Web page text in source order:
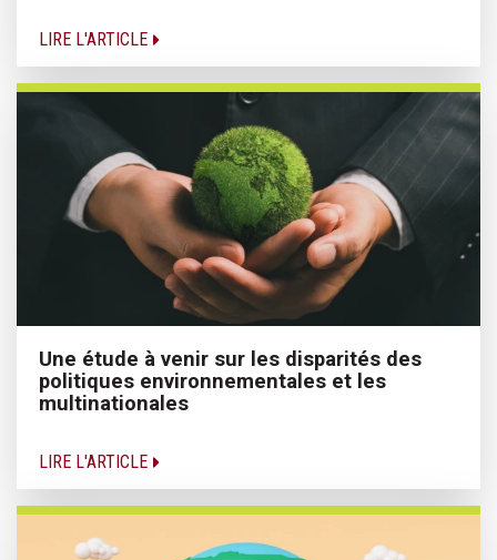
LIRE L'ARTICLE
Une étude à venir sur les disparités des
politiques environnementales et les
multinationales
LIRE L'ARTICLE